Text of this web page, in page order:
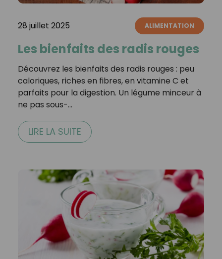
28 juillet 2025 ALIMENTATION
Les bienfaits des radis rouges
Découvrez les bienfaits des radis rouges : peu
caloriques, riches en fibres, en vitamine C et
parfaits pour la digestion. Un légume minceur à
ne pas sous-…
LIRE LA SUITE